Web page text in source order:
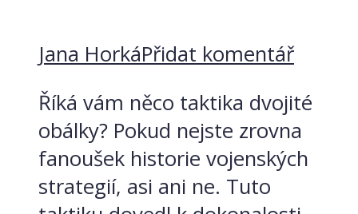
Jana HorkáPřidat komentář
Říká vám něco taktika dvojité
obálky? Pokud nejste zrovna
fanoušek historie vojenských
strategií, asi ani ne. Tuto